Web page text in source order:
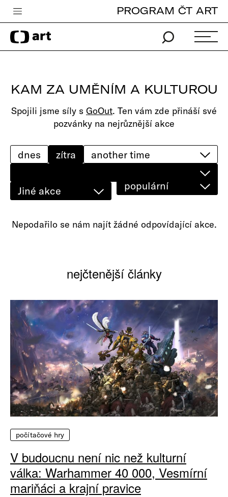
Česká televize
Zpravodajství
iVysílání
TV program
edu
PROGRAM ČT ART
KAM ZA UMĚNÍM A KULTUROU
Spojili jsme síly s GoOut. Ten vám zde přináší své
pozvánky na nejrůznější akce
Jiné akce
dnes zítra
populární
Nepodařilo se nám najít žádné odpovídající akce.
nejčtenější články
počítačové hry
V budoucnu není nic než kulturní
válka: Warhammer 40 000, Vesmírní
mariňáci a krajní pravice